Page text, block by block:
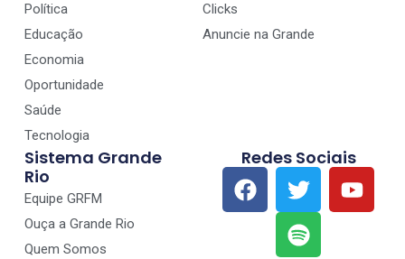
Política
Educação
Economia
Oportunidade
Saúde
Tecnologia
Clicks
Anuncie na Grande
Sistema Grande
Rio
Equipe GRFM
Ouça a Grande Rio
Quem Somos
Redes Sociais